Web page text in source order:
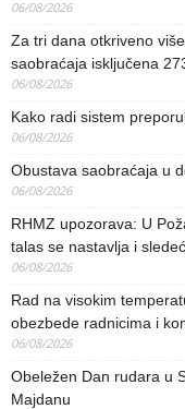
06/08/2026
Za tri dana otkriveno
saobraćaja isključena
06/08/2026
Kako radi sistem
06/08/2026
Obustava saobraćaja u
06/08/2026
RHMZ upozorava: U
talas se nastavlja i
06/08/2026
Rad na visokim
obezbede radnicima i
06/08/2026
Obeležen Dan rudara u
Majdanu